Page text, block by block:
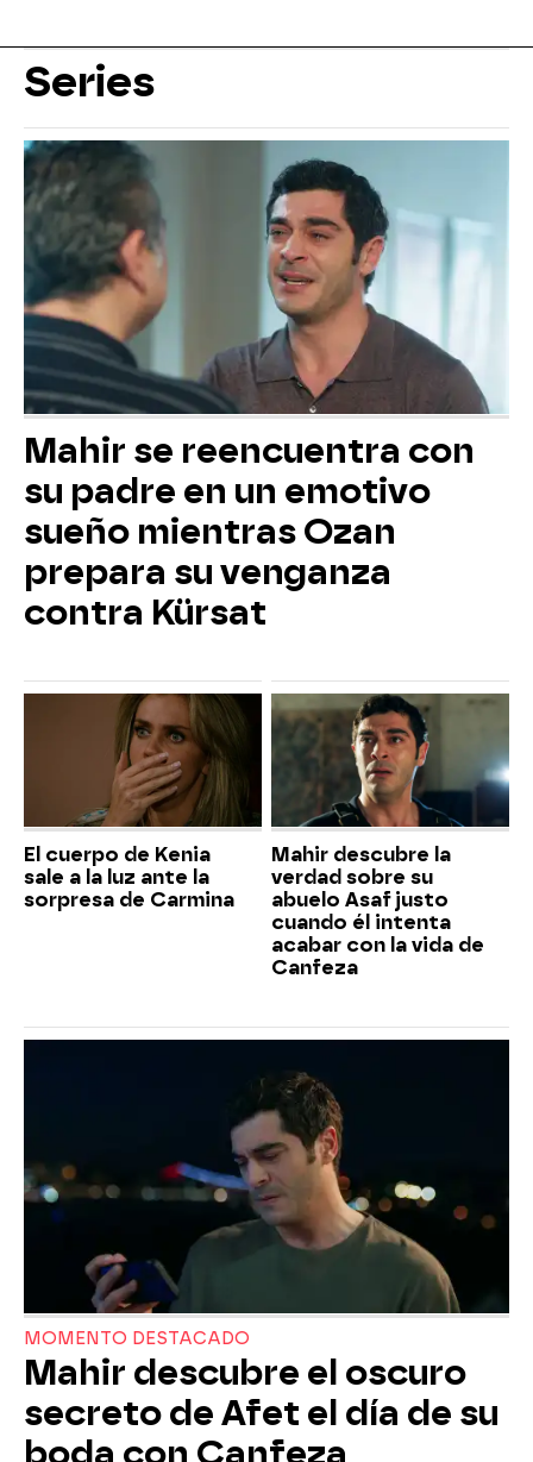
Series
Mahir se reencuentra con
su padre en un emotivo
sueño mientras Ozan
prepara su venganza
contra Kürsat
El cuerpo de Kenia
sale a la luz ante la
sorpresa de Carmina
Mahir descubre la
verdad sobre su
abuelo Asaf justo
cuando él intenta
acabar con la vida de
Canfeza
MOMENTO DESTACADO
Mahir descubre el oscuro
secreto de Afet el día de su
boda con Canfeza